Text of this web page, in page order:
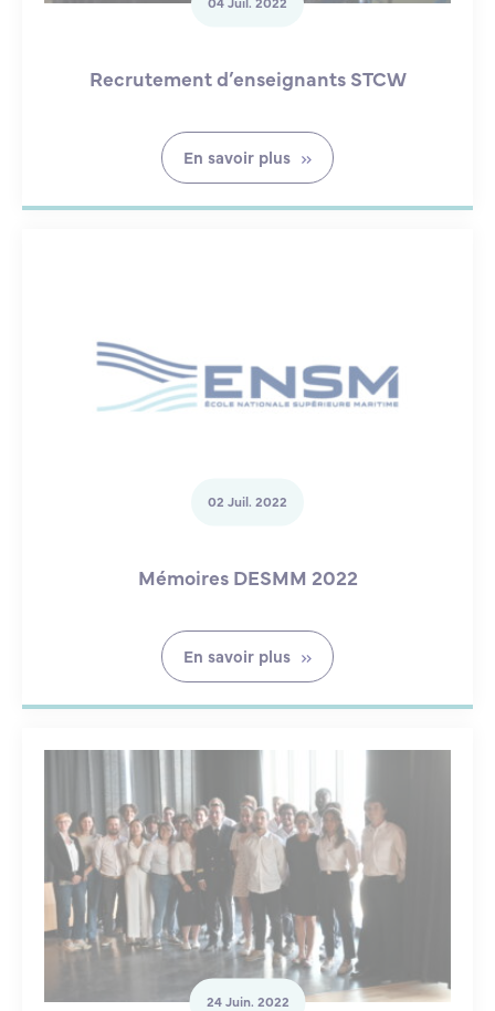
Recrutement d’enseignants STCW
En savoir plus
02 Juil. 2022
Mémoires DESMM 2022
En savoir plus
24 Juin. 2022